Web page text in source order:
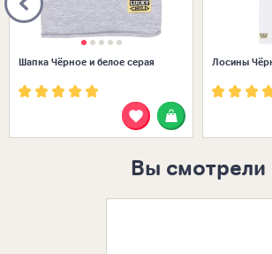
Шапка Чёрное и белое серая Лосины
Вы смотрели